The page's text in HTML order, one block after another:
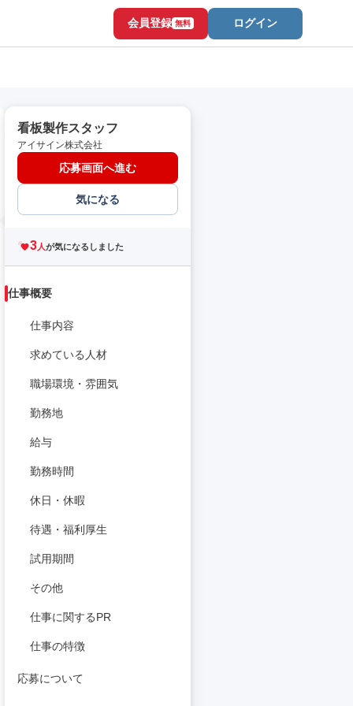
会員登録 無料 ログイン
看板製作スタッフ
アイサイン株式会社
応募画面へ進む
気になる
3人が気になるしました
仕事概要
仕事内容
求めている人材
職場環境・雰囲気
勤務地
給与
勤務時間
休日・休暇
待遇・福利厚生
試用期間
その他
仕事に関するPR
仕事の特徴
応募について